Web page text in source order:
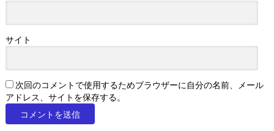
サイト
次回のコメントで使用するためブラウザーに自分の名前、メール
アドレス、サイトを保存する。